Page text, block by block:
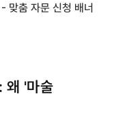
왜 '마술